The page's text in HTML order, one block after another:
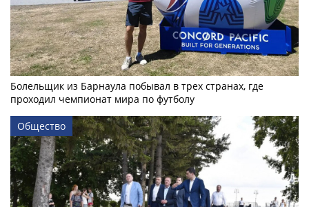
Болельщик из Барнаула побывал в трех странах, где
проходил чемпионат мира по футболу
Общество